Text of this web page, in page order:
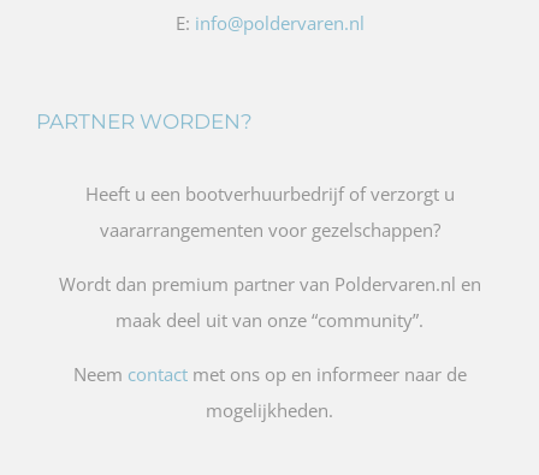
E: info@poldervaren.nl
PARTNER WORDEN?
Heeft u een bootverhuurbedrijf of verzorgt u
vaararrangementen voor gezelschappen?
Wordt dan premium partner van Poldervaren.nl en
maak deel uit van onze “community”.
Neem contactmet ons op en informeer naar de
mogelijkheden.